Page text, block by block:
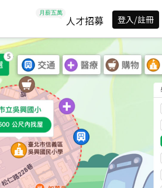
人才招募 登入/註冊